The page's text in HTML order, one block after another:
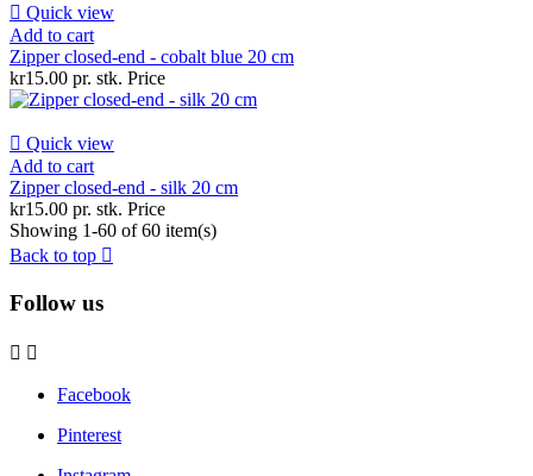
 Quick view
Add to cart
Zipper closed-end - cobalt blue 20 cm
kr15.00 pr. stk. Price
 Quick view
Add to cart
Zipper closed-end - silk 20 cm
kr15.00 pr. stk. Price
Showing 1-60 of 60 item(s)
Back to top 
Follow us
 
Facebook
Pinterest